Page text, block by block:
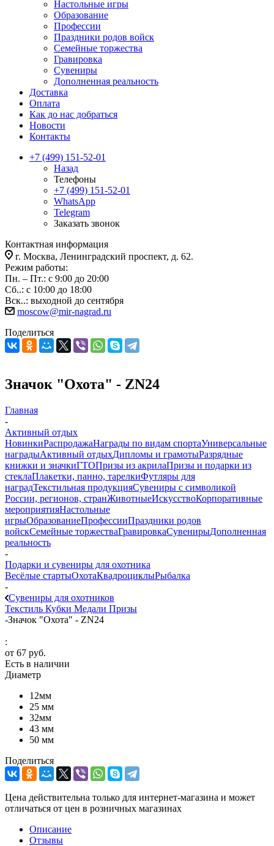
Настольные игры
Образование
Профессии
Праздники родов войск
Семейные торжества
Гравировка
Сувениры
Дополненная реальность
Доставка
Оплата
Как до нас добраться
Новости
Контакты
+7 (499) 151-52-01
Назад
Телефоны
+7 (499) 151-52-01
WhatsApp
Telegram
Заказать звонок
Контактная информация
г. Москва, Ленинградский проспект, д. 62.
Режим работы:
Пн. – Пт.: с 9:00 до 20:00
Сб..: с 10:00 до 18:00
Вск..: выходной до сентября
moscow@mir-nagrad.ru
Поделиться
Значок "Охота" - ZN24
Главная
-
Активный отдых
НовинкиРаспродажаНаграды по видам спортаУниверсальные
наградыАктивный отдыхДипломы и грамотыРазрядные
книжки и значкиГТОПризы из акрилаПризы и подарки из
стеклаПлакетки, панно, тарелкиФутляры для
наградТекстильная продукцияСувениры с символикой
России, регионов, странЖивотныеИскусствоКорпоративные
мероприятияНастольные
игрыОбразованиеПрофессииПраздники родов
войскСемейные торжестваГравировкаСувенирыДополненная
реальность
-
Подарки и сувениры для охотника
Весёлые стартыОхотаКвадроциклыРыбалка
-
Сувениры для охотников
Текстиль Кубки Медали Призы
-Значок "Охота" - ZN24
:
от 67 руб.
Есть в наличии
Диаметр
12мм
25 мм
32мм
43 мм
50 мм
Поделиться
Цена действительна только для интернет-магазина и может
отличаться от цен в розничных магазинах
Описание
Отзывы